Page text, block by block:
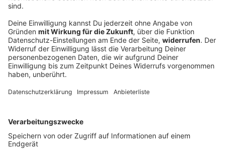
Neue Kinderschutz-Hotline zieht positive
Zwischenbilanz
Das bundesweit einmalige Angebot besteht seit
einem Monat. Kinder und Jugendliche, aber auch
und Hilfe - bei Mobbing ebenso wie Missbrauch.
DEINE GEMERKTEN ARTIKEL